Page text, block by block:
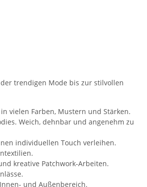
trendigen Mode bis zur stilvollen
vielen Farben, Mustern und Stärken.
Weich, dehnbar und angenehm zu
individuellen Touch verleihen.
kreative Patchwork-Arbeiten.
und Außenbereich.